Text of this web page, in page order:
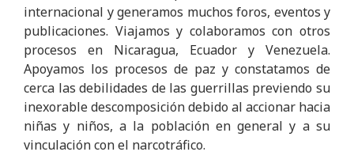
internacional y generamos muchos foros, eventos y
publicaciones. Viajamos y colaboramos con otros
procesos en Nicaragua, Ecuador y Venezuela.
Apoyamos los procesos de paz y constatamos de
cerca las debilidades de las guerrillas previendo su
inexorable descomposición debido al accionar hacia
niñas y niños, a la población en general y a su
vinculación con el narcotráfico.